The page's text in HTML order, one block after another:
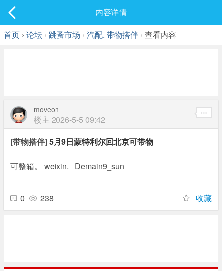
最新发表
内容详情
首页 › 论坛 › 跳蚤市场 › 汽配. 带物搭伴 › 查看内容
moveon
楼主 2026-5-5 09:42
[带物搭伴]5月9日蒙特利尔回北京可带物
可整箱。 weixin. Demain9_sun
0 238 收藏